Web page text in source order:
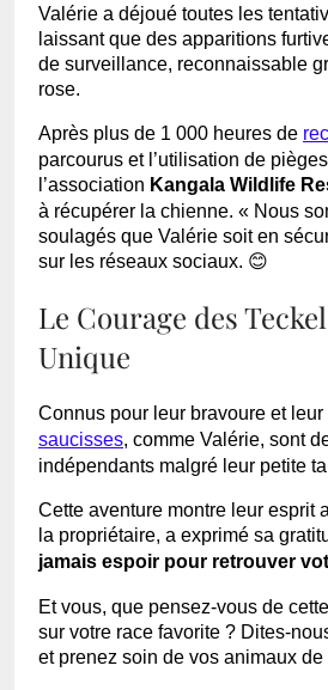
Valérie a déjoué toutes les
laissant que des apparitions
de surveillance, reconnaissable
rose.
Après plus de 1 000 heures de
parcourus et l’utilisation de
l’association Kangala Wildlife
à récupérer la chienne. « Nous
soulagés que Valérie soit en
sur les réseaux sociaux. 😊
Le Courage des
Unique
Connus pour leur bravoure et
saucisses, comme Valérie, sont
indépendants malgré leur petite
Cette aventure montre leur esprit
la propriétaire, a exprimé sa
jamais espoir pour retrouver
Et vous, que pensez-vous de
sur votre race favorite ? Dites-
et prenez soin de vos animaux